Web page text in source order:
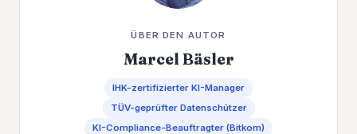
ÜBER DEN AUTOR
Marcel Bäsler
IHK-zertifizierter KI-Manager
TÜV-geprüfter Datenschützer
KI-Compliance-Beauftragter (Bitkom)